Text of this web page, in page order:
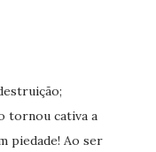
tornou cativa a
piedade! Ao ser